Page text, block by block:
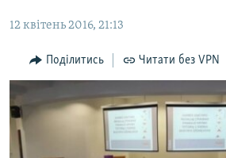
Перейти
пошукуІНТЕРВ'Ю
ВСЕ ЗА ДЕНЬ
СПЕЦПРОЕКТИ
ЯК ОБІЙТИ БЛОКУВАННЯ
12 квітень 2016, 21:13
Поділитись Читати без VPN